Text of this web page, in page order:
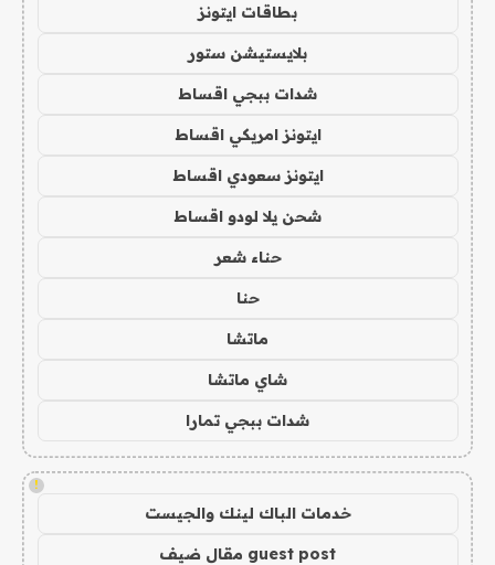
بطاقات ايتونز
بلايستيشن ستور
شدات ببجي اقساط
ايتونز امريكي اقساط
ايتونز سعودي اقساط
شحن يلا لودو اقساط
حناء شعر
حنا
ماتشا
شاي ماتشا
شدات ببجي تمارا
!
خدمات الباك لينك والجيست
guest post مقال ضيف